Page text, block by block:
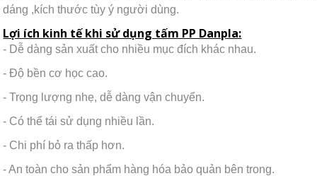
dáng ,kích thước tùy ý người dùng.
Lợi ích kinh tế khi sử dụng tấm PP Danpla:
- Dễ dàng sản xuất cho nhiều mục đích khác nhau.
- Độ bền cơ học cao.
- Trọng lượng nhẹ, dễ dàng vận chuyển.
- Có thể tái sử dụng nhiều lần.
- Chi phí bỏ ra thấp hơn.
- An toàn cho sản phẩm hàng hóa bảo quản bên trong.